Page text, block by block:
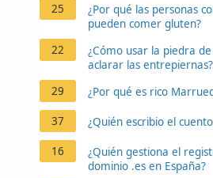
25
¿Por qué las personas
pueden comer gluten?
22
¿Cómo usar la piedra
aclarar las entrepiernas?
29
¿Por qué es rico
37 ¿Quién escribio el
16
¿Quién gestiona el
dominio .es en España?